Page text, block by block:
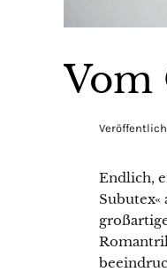
Vom
Endlich,